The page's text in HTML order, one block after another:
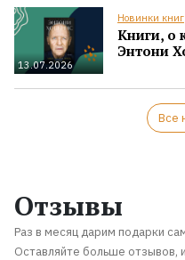
13.07.2026
Новинки книг
Книги, о
Энтони
Все
Отзывы
Раз в месяц дарим подарки
Оставляйте больше отзывов,